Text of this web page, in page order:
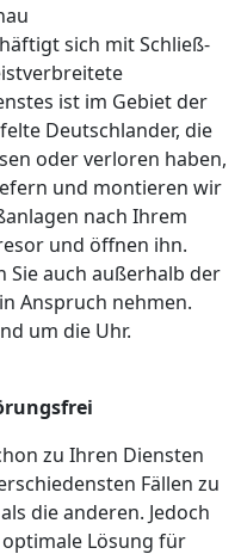
sich mit Schließ-
ist im Gebiet der
Deutschlander, die
oder verloren haben,
und montieren wir
nach Ihrem
und öffnen ihn.
Sie auch außerhalb der
Anspruch nehmen.
um die Uhr.
zu Ihren Diensten
Fällen zu
die anderen. Jedoch
Lösung für